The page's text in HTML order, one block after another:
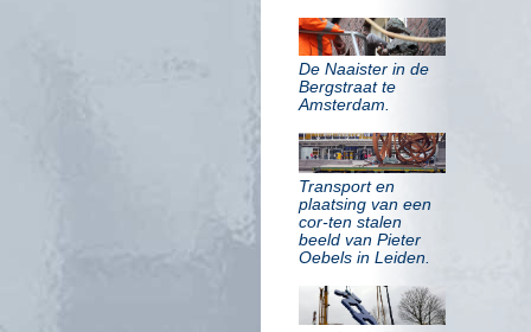
De Naaister in de
Bergstraat te
Amsterdam.
Transport en
plaatsing van een
cor-ten stalen
beeld van Pieter
Oebels in Leiden.